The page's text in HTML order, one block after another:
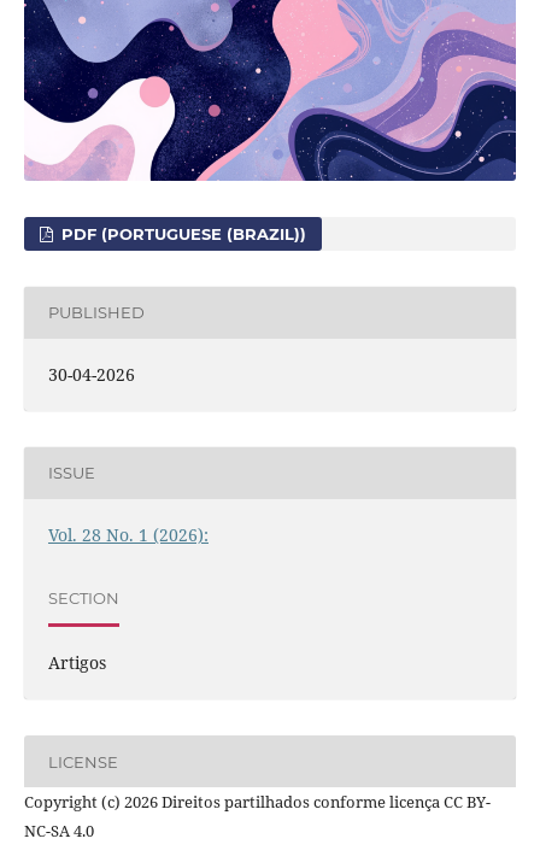
PDF (PORTUGUESE (BRAZIL))
PUBLISHED
30-04-2026
ISSUE
Vol. 28 No. 1 (2026):
SECTION
Artigos
LICENSE
Copyright (c) 2026 Direitos partilhados conforme licença CC BY-
NC-SA 4.0